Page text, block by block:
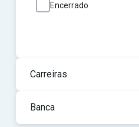
Encerrado
Carreiras
Banca